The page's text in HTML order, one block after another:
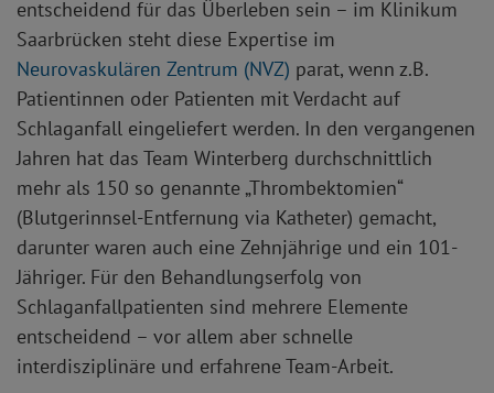
entscheidend für das Überleben sein – im Klinikum
Saarbrücken steht diese Expertise im
Neurovaskulären Zentrum (NVZ) parat, wenn z.B.
Patientinnen oder Patienten mit Verdacht auf
Schlaganfall eingeliefert werden. In den vergangenen
Jahren hat das Team Winterberg durchschnittlich
mehr als 150 so genannte „Thrombektomien“
(Blutgerinnsel-Entfernung via Katheter) gemacht,
darunter waren auch eine Zehnjährige und ein 101-
Jähriger. Für den Behandlungserfolg von
Schlaganfallpatienten sind mehrere Elemente
entscheidend – vor allem aber schnelle
interdisziplinäre und erfahrene Team-Arbeit.